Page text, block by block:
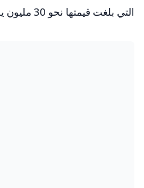
التي بلغت قيمتها نحو 30 مليون يورو.